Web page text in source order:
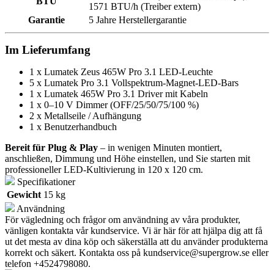
1571 BTU/h (Treiber extern)
Garantie
5 Jahre Herstellergarantie
Im Lieferumfang
1 x Lumatek Zeus 465W Pro 3.1 LED-Leuchte
5 x Lumatek Pro 3.1 Vollspektrum-Magnet-LED-Bars
1 x Lumatek 465W Pro 3.1 Driver mit Kabeln
1 x 0–10 V Dimmer (OFF/25/50/75/100 %)
2 x Metallseile / Aufhängung
1 x Benutzerhandbuch
Bereit für Plug & Play – in wenigen Minuten montiert,
anschließen, Dimmung und Höhe einstellen, und Sie starten mit
professioneller LED-Kultivierung in 120 x 120 cm.
Specifikationer
Gewicht 15 kg
Användning
För vägledning och frågor om användning av våra produkter,
vänligen kontakta vår kundservice. Vi är här för att hjälpa dig att få
ut det mesta av dina köp och säkerställa att du använder produkterna
korrekt och säkert. Kontakta oss på kundservice@supergrow.se eller
telefon +4524798080.